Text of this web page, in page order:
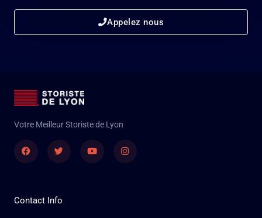
Appelez nous
Votre Meilleur Storiste de Lyon
FacebookTwitter YoutubeInstagram
Contact Info